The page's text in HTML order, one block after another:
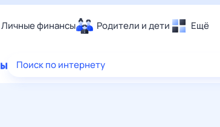
Личные финансы Родители и дети Ещё
Еда
Поиск по интернету